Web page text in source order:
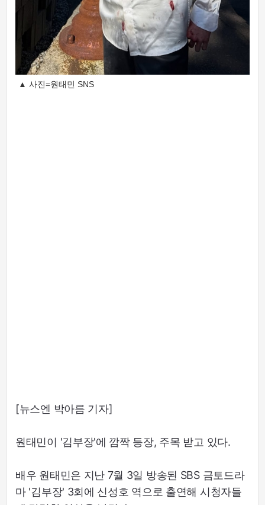
▲ 사진=원태민 SNS
[뉴스엔 박아름 기자]
원태민이 '김부장'에 깜짝 등장, 주목 받고 있다.
배우 원태민은 지난 7월 3일 방송된 SBS 금토드라
마 '김부장' 3회에 신성호 역으로 출연해 시청자들